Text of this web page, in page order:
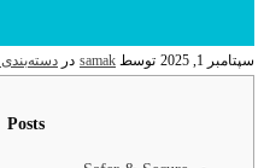
توسط samak دردسته‌بندی نشده